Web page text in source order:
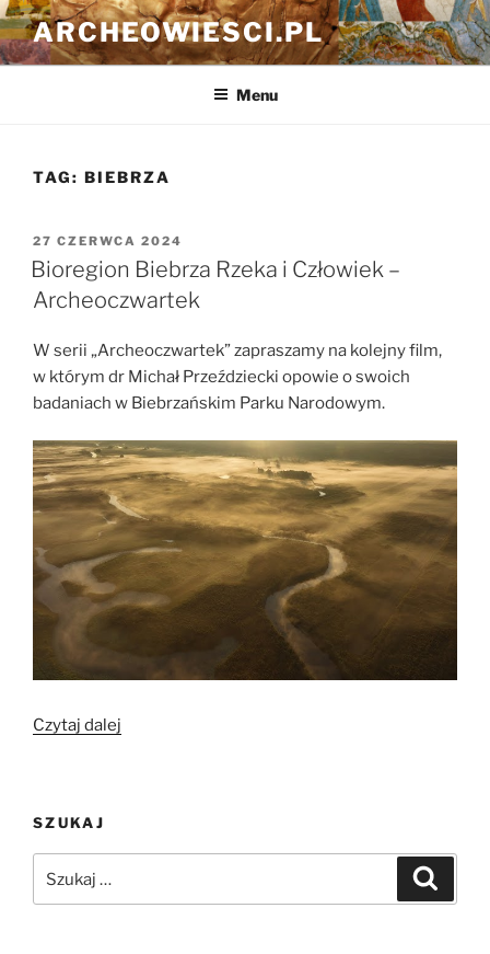
Przejdź
do
treści
ARCHEOWIESCI.PL
Menu
TAG: BIEBRZA
OPUBLIKOWANE
W
27 CZERWCA 2024
Bioregion Biebrza Rzeka i Człowiek –
Archeoczwartek
W serii „Archeoczwartek” zapraszamy na kolejny film,
w którym dr Michał Przeździecki opowie o swoich
badaniach w Biebrzańskim Parku Narodowym.
Czytaj dalej
–
SZUKAJ